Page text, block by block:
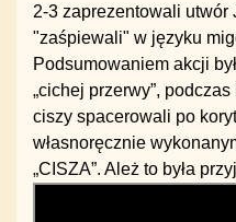
2-3 zaprezentowali utwór
"zaśpiewali" w języku
Podsumowaniem akcji
„cichej przerwy”,
ciszy spacerowali po
własnoręcznie
„CISZA”. Ależ to była